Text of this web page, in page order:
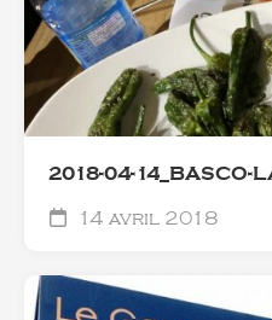
2018-04-14_BASCO-
14 avril 2018